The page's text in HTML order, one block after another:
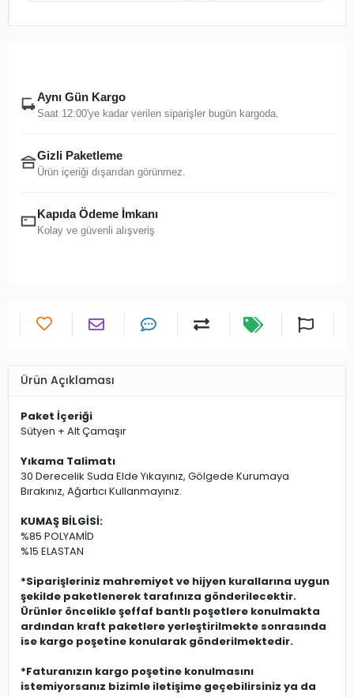
Aynı Gün Kargo
Saat 12:00'ye kadar verilen siparişler bugün kargoda.
Gizli Paketleme
Ürün içeriği dışarıdan görünmez.
Kapıda Ödeme İmkanı
Kolay ve güvenli alışveriş
Ürün Açıklaması
Paket İçeriği
Sütyen + Alt Çamaşır
Yıkama Talimatı
30 Derecelik Suda Elde Yıkayınız, Gölgede Kurumaya
Bırakınız, Ağartıcı Kullanmayınız.
KUMAŞ BİLGİSİ:
%85 POLYAMİD
%15 ELASTAN
*Siparişleriniz mahremiyet ve hijyen kurallarına uygun
şekilde paketlenerek tarafınıza gönderilecektir.
Ürünler öncelikle şeffaf bantlı poşetlere konulmakta
ardından kraft paketlere yerleştirilmekte sonrasında
ise kargo poşetine konularak gönderilmektedir.
*Faturanızın kargo poşetine konulmasını
istemiyorsanız bizimle iletişime geçebilirsiniz ya da